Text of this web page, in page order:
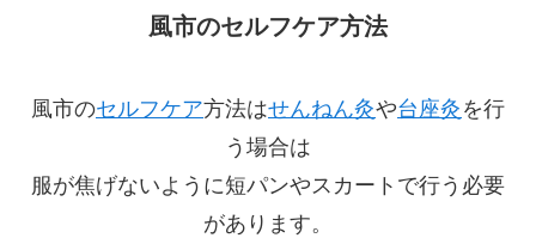
風市のセルフケア方法
風市のセルフケア方法はせんねん灸や台座灸 を行
う場合は
服が焦げないように短パンやスカートで行う必要
があります。